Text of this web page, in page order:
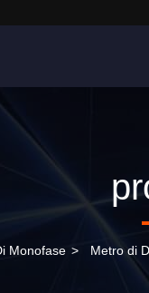
Monofase > Metro di